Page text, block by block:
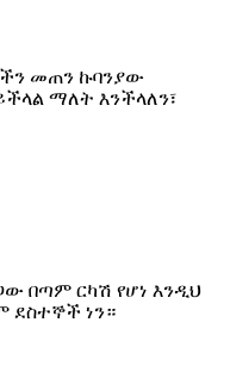
መጠን ኩባንያው
ማለት እንችላለን፣
በጣም ርካሽ የሆነ እንዲህ
ደስተኞች ነን።